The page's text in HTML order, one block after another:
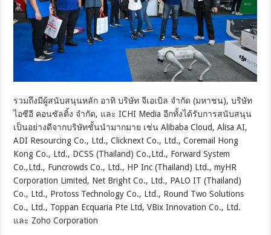
รวมถึงมีผู้สนับสนุนหลัก อาทิ บริษัท จีเอเบิล จำกัด (มหาชน), บริษัท
ไอซีอี คอนซัลติ้ง จำกัด, และ ICHI Media อีกทั้งได้รับการสนับสนุน
เป็นอย่างดีจากบริษัทชั้นนำมากมาย เช่น Alibaba Cloud, Alisa AI,
ADI Resourcing Co., Ltd., Clicknext Co., Ltd., Coremail Hong
Kong Co., Ltd., DCSS (Thailand) Co.,Ltd., Forward System
Co.,Ltd., Funcrowds Co., Ltd., HP Inc (Thailand) Ltd., myHR
Corporation Limited, Net Bright Co., Ltd., PALO IT (Thailand)
Co., Ltd., Protoss Technology Co., Ltd., Round Two Solutions
Co., Ltd., Toppan Ecquaria Pte Ltd, VBix Innovation Co., Ltd.
และ Zoho Corporation